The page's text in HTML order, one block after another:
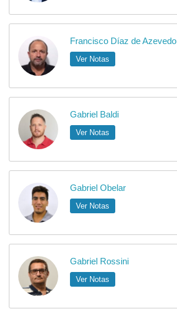
Francisco Díaz de Azevedo
Ver Notas
Gabriel Baldi
Ver Notas
Gabriel Obelar
Ver Notas
Gabriel Rossini
Ver Notas